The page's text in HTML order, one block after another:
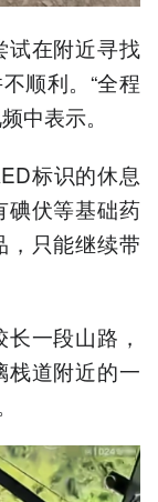
试在附近寻找
顺利。“全程
中表示。
标识的休息
碘伏等基础药
，只能继续带
一段山路，
栈道附近的一